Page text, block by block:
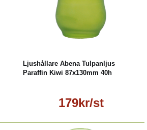
Ljushållare Abena Tulpanljus
Paraffin Kiwi 87x130mm 40h
179kr/st
Läs mer